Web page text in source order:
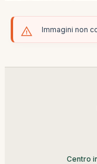
Immagini non
Centro